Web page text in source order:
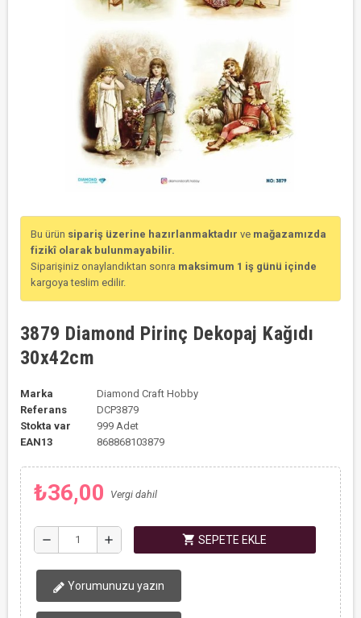
Bu ürün sipariş üzerine hazırlanmaktadır ve mağazamızda
fizikî olarak bulunmayabilir.
Siparişiniz onaylandıktan sonra maksimum 1 iş günü içinde
kargoya teslim edilir.
3879 Diamond Pirinç Dekopaj Kağıdı
30x42cm
Marka
Diamond Craft Hobby
Referans
DCP3879
Stokta var
999 Adet
EAN13
868868103879
₺36,00 Vergi dahil
remove add shopping_cart SEPETE EKLE
Yorumunuzu yazın